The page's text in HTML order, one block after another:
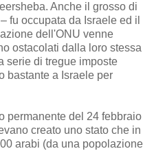
Anche il grosso di
fu occupata da Israele ed il
dell'ONU venne
ostacolati dalla loro stessa
serie di tregue imposte
bastante a Israele per
permanente del 24 febbraio
creato uno stato che in
arabi (da una popolazione